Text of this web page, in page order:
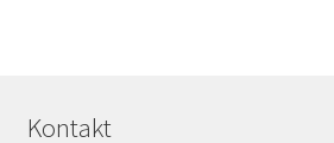
Kontakt